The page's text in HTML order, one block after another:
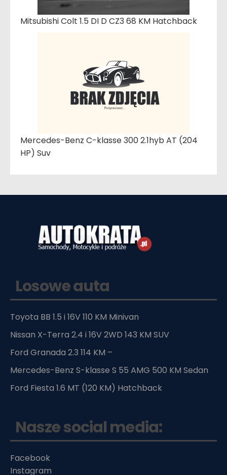
Mitsubishi Colt 1.5 DI D CZ3 68 KM Hatchback
Mercedes-Benz C-klasse 300 2.1hyb AT (204
HP) Suv
Losowe auta
Toyota BB 1.5 i 16V 110 KM Minivan
Nissan X-Terra 2.4 i 16V 2WD 143 KM SUV
Ford Granada 2.3 114 KM –
Mercedes-Benz S-klasse S 55 AMG 500 KM Sedan
Ford Fiesta 1.6 MT (120 KM) Hatchback
Nasze social media:
Facebook
Instagram